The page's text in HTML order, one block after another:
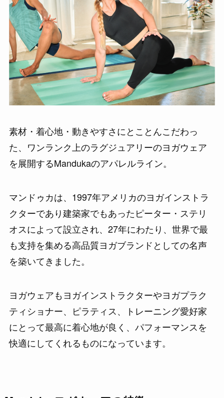
素材・着心地・動きやすさにとことんこだわっ
た、ワンランク上のラグジュアリーのヨガウェア
を展開するMandukaのアパレルライン。
マンドゥカは、1997年アメリカのヨガインストラ
クターであり建築家でもあったピーター・ステリ
オスによって設立され、27年にわたり、世界で最
も支持を集める高品質ヨガブランドとしての名声
を築いてきました。
ヨガウェアもヨガインストラクターやヨガプラク
ティショナー、ピラティス、トレーニング愛好家
にとって最高に着心地が良く、パフォーマンスを
快適にしてくれるものになっています。